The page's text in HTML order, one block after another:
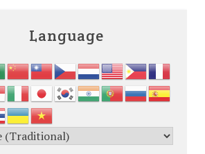
Language